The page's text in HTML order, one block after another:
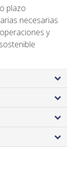
plazo
necesarias
y